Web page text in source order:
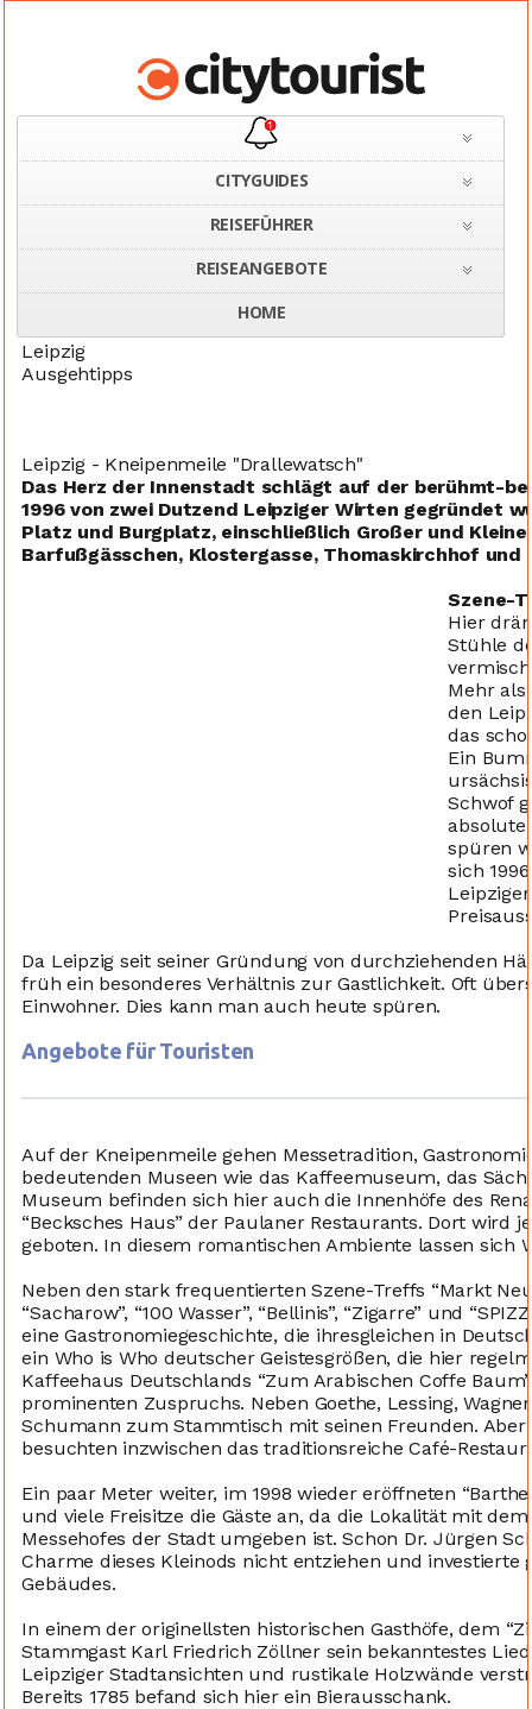
CITYGUIDES
REISEFÜHRER
REISEANGEBOTE
HOME
Deutschland Leipzig
Leipzig
Ausgehtipps
Leipzig - Kneipenmeile "Drallewatsch"
Das Herz der Innenstadt schlägt auf der berühmt-
1996 von zwei Dutzend Leipziger Wirten gegründet
Platz und Burgplatz, einschließlich Großer und
Barfußgässchen, Klostergasse, Thomaskirchhof und
Szene-
Hier
Stühle
Mehr als
den
das
Ein
Schwof
spüren
sich
Da Leipzig seit seiner Gründung von durchziehenden
früh ein besonderes Verhältnis zur Gastlichkeit. Oft
Einwohner. Dies kann man auch heute spüren.
Angebote für Touristen
Auf der Kneipenmeile gehen Messetradition,
bedeutenden Museen wie das Kaffeemuseum, das
Museum befinden sich hier auch die Innenhöfe des
“Becksches Haus” der Paulaner Restaurants. Dort wird
geboten. In diesem romantischen Ambiente lassen sich
Neben den stark frequentierten Szene-Treffs “Markt
“Sacharow”, “100 Wasser”, “Bellinis”, “Zigarre” und
eine Gastronomiegeschichte, die ihresgleichen in
ein Who is Who deutscher Geistesgrößen, die hier
Kaffeehaus Deutschlands “Zum Arabischen Coffe
prominenten Zuspruchs. Neben Goethe, Lessing,
Schumann zum Stammtisch mit seinen Freunden.
besuchten inzwischen das traditionsreiche Café-
Ein paar Meter weiter, im 1998 wieder eröffneten
und viele Freisitze die Gäste an, da die Lokalität mit
Messehofes der Stadt umgeben ist. Schon Dr. Jürgen
Charme dieses Kleinods nicht entziehen und
Gebäudes.
In einem der originellsten historischen Gasthöfe, dem
Stammgast Karl Friedrich Zöllner sein bekanntestes
Leipziger Stadtansichten und rustikale Holzwände
Bereits 1785 befand sich hier ein Bierausschank.